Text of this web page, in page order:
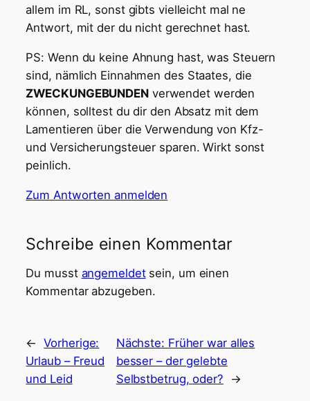
allem im RL, sonst gibts vielleicht mal ne
Antwort, mit der du nicht gerechnet hast.
PS: Wenn du keine Ahnung hast, was Steuern
sind, nämlich Einnahmen des Staates, die
ZWECKUNGEBUNDENverwendet werden
können, solltest du dir den Absatz mit dem
Lamentieren über die Verwendung von Kfz-
und Versicherungsteuer sparen. Wirkt sonst
peinlich.
Zum Antworten anmelden
Schreibe einen Kommentar
Du musst angemeldetsein, um einen
Kommentar abzugeben.
←
Vorherige:
Urlaub – Freud
und Leid
Nächste: Früher war alles
besser – der gelebte
Selbstbetrug, oder?
→